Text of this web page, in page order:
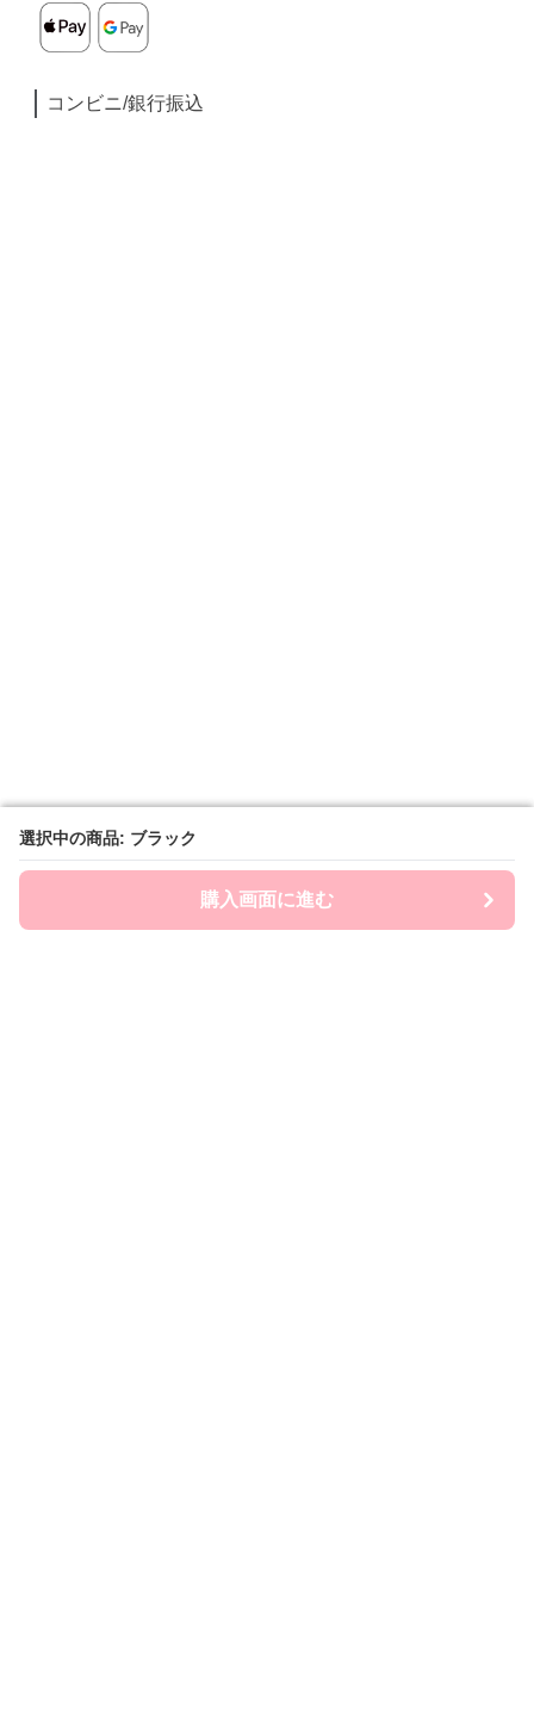
選択中の商品: ブラック
購入画面に進む
選択中の商品: ブラック
購入画面に進む
コンビニ/銀行振込